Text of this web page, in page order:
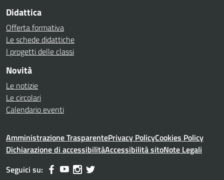
Didattica
Offerta formativa
Le schede didattiche
I progetti delle classi
Novità
Le notizie
Le circolari
Calendario eventi
Amministrazione TrasparentePrivacy PolicyCookies Policy
Dichiarazione di accessibilitàAccessibilità sitoNote Legali
Seguici su: